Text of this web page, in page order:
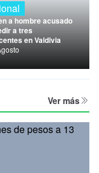
a hombre acusado
a tres
en Valdivia
Ver más